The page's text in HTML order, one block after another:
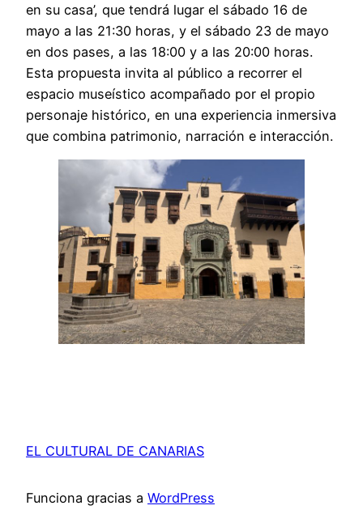
en su casa’, que tendrá lugar el sábado 16 de
mayo a las 21:30 horas, y el sábado 23 de mayo
en dos pases, a las 18:00 y a las 20:00 horas.
Esta propuesta invita al público a recorrer el
espacio museístico acompañado por el propio
personaje histórico, en una experiencia inmersiva
que combina patrimonio, narración e interacción.
EL CULTURAL DE CANARIAS
Funciona gracias a WordPress